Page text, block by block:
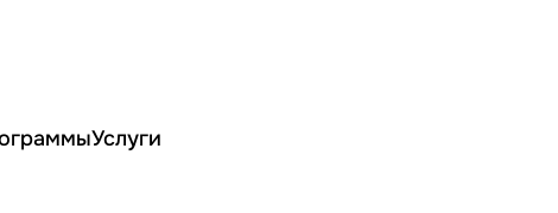
Услуги